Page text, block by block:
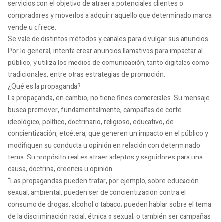
servicios con el objetivo de atraer a potenciales clientes o
compradores y moverlos a adquirir aquello que determinado marca
vende u ofrece.
Se vale de distintos métodos y canales para divulgar sus anuncios.
Por lo general, intenta crear anuncios llamativos para impactar al
público, y utiliza los medios de comunicación, tanto digitales como
tradicionales, entre otras estrategias de promoción.
¿Qué es la propaganda?
La propaganda, en cambio, no tiene fines comerciales.Su mensaje
busca promover, fundamentalmente, campañas de corte
ideológico, político, doctrinario, religioso, educativo, de
concientización, etcétera, que generen un impacto en el público y
modifiquen su conducta u opinión en relación con determinado
tema.Su propósito real es atraer adeptos y seguidores para una
causa, doctrina, creencia u opinión.
“Las propagandas pueden tratar, por ejemplo, sobre educación
sexual, ambiental, pueden ser de concientización contra el
consumo de drogas, alcohol o tabaco;pueden hablar sobre el tema
de la discriminación racial, étnica o sexual;o también ser campañas